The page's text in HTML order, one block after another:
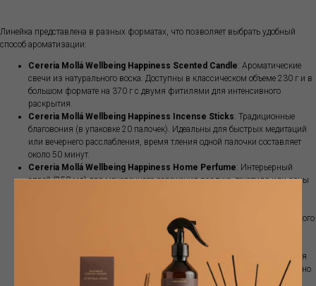
Линейка представлена в разных форматах, что позволяет выбрать удобный
способ ароматизации:
Cereria Mollá Wellbeing Happiness Scented Candle: Ароматические
свечи из натурального воска. Доступны в классическом объеме 230 г и в
большом формате на 370 г с двумя фитилями для интенсивного
раскрытия.
Cereria Mollá Wellbeing Happiness Incense Sticks: Традиционные
благовония (в упаковке 20 палочек). Идеальны для быстрых медитаций
или вечернего расслабления, время тления одной палочки составляет
около 50 минут.
Cereria Mollá Wellbeing Happiness Home Perfume: Интерьерный
спрей (250 мл) для мгновенного освежения воздуха, текстиля или зоны
ротанговыми палочками (120 мл) для мягкого и непрерывного фонового
Cereria Mollá Wellbeing Happiness Aromatic Essence
Водорастворимое концентрированное масло (30 мл). Используется для
ультразвуковых диффузоров или классических аромаламп (достаточно
нескольких капель).